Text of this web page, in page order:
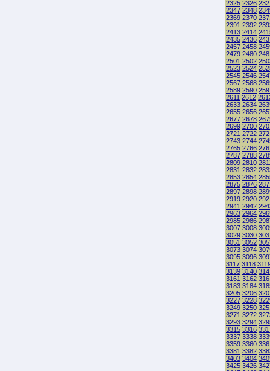
2325 2326
2347 2348
2369 2370
2391 2392
2413 2414
2435 2436
2457 2458
2479 2480
2501 2502
2523 2524
2545 2546
2567 2568
2589 2590
2611 2612
2633 2634
2655 2656
2677 2678
2699 2700
2721 2722
2743 2744
2765 2766
2787 2788
2809 2810
2831 2832
2853 2854
2875 2876
2897 2898
2919 2920
2941 2942
2963 2964
2985 2986
3007 3008
3029 3030
3051 3052
3073 3074
3095 3096
3117 3118
3139 3140
3161 3162
3183 3184
3205 3206
3227 3228
3249 3250
3271 3272
3293 3294
3315 3316
3337 3338
3359 3360
3381 3382
3403 3404
3425 3426